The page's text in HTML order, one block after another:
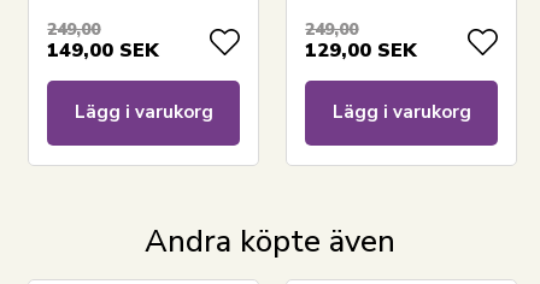
249,00
149,00 SEK
Lägg i varukorg
249,00
129,00 SEK
Lägg i varukorg
Andra köpte även